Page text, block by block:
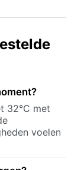
32°C met
voelen